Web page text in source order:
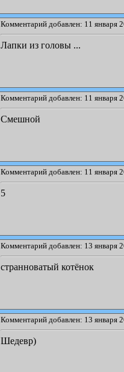
Комментарий добавлен: 11 января
Лапки из головы ...
Комментарий добавлен: 11 января
Смешной
Комментарий добавлен: 11 января
5
Комментарий добавлен: 13 января
странноватый котёнок
Комментарий добавлен: 13 января
Шедевр)